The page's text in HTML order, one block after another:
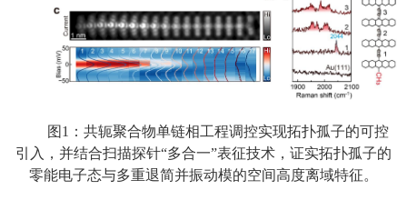
图1：共轭聚合物单链相工程调控实现拓扑孤子的可控
引入，并结合扫描探针“多合一”表征技术，证实拓扑孤子的
零能电子态与多重退简并振动模的空间高度离域特征。